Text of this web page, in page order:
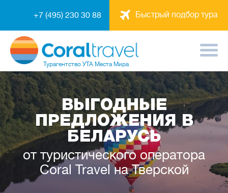
Быстрый подбор тура
+7 (495) 230 30 88
Турагентство УТА Места Мира
ВЫГОДНЫЕ
ПРЕДЛОЖЕНИЯ В
БЕЛАРУСЬ
от туристического оператора
Coral Travel на Тверской